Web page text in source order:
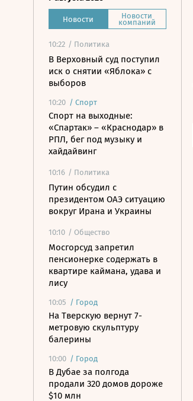
Новости Новости
компаний
10:22 / Политика
В Верховный суд поступил
иск о снятии «Яблока» с
выборов
10:20 / Спорт
Спорт на выходные:
«Спартак» – «Краснодар» в
РПЛ, бег под музыку и
хайдайвинг
10:16 / Политика
Путин обсудил с
президентом ОАЭ ситуацию
вокруг Ирана и Украины
10:10 / Общество
Мосгорсуд запретил
пенсионерке содержать в
квартире каймана, удава и
лису
10:05 / Город
На Тверскую вернут 7-
метровую скульптуру
балерины
10:00 / Город
В Дубае за полгода
продали 320 домов дороже
$10 млн